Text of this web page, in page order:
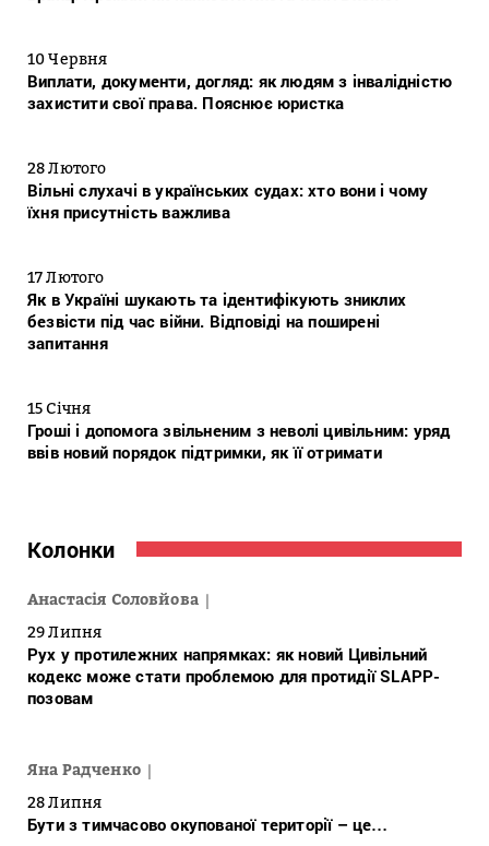
10 Червня
Виплати, документи, догляд: як людям з інвалідністю
захистити свої права. Пояснює юристка
28 Лютого
Вільні слухачі в українських судах: хто вони і чому
їхня присутність важлива
17 Лютого
Як в Україні шукають та ідентифікують зниклих
безвісти під час війни. Відповіді на поширені
запитання
15 Січня
Гроші і допомога звільненим з неволі цивільним: уряд
ввів новий порядок підтримки, як її отримати
Колонки
Анастасія Соловйова
29 Липня
Рух у протилежних напрямках: як новий Цивільний
кодекс може стати проблемою для протидії SLAPP-
позовам
Яна Радченко
28 Липня
Бути з тимчасово окупованої території – це…